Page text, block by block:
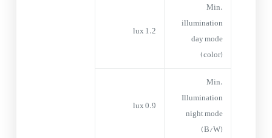
Min.
illumination
day mode
(color)
1.2 lux
Min.
Illumination
night mode
(B/W)
0.9 lux